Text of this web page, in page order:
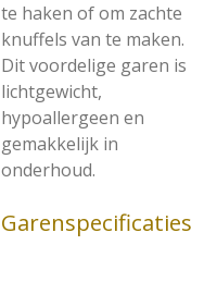
te haken of om zachte
knuffels van te maken.
Dit voordelige garen is
lichtgewicht,
hypoallergeen en
gemakkelijk in
onderhoud.
Garenspecificaties